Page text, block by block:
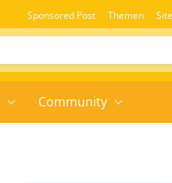
Sponsored Post Themen
Community